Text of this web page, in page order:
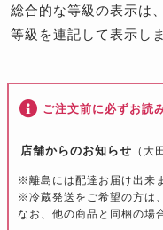
総合的な等級の表示は
等級を連記して表示しま
ご注文前に必ずお読
店舗からのお知らせ （大
※離島には配達お届け出来
※冷蔵発送をご希望の方は
なお、他の商品と同梱の場